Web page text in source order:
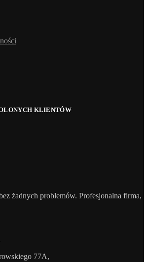
KLIENTÓW
żadnych problemów. Profesjonalna firma,
77A,